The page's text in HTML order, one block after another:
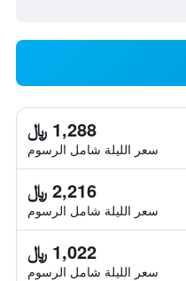
1,288 ﷼
سعر الليلة شامل الرسوم
2,216 ﷼
سعر الليلة شامل الرسوم
1,022 ﷼
سعر الليلة شامل الرسوم